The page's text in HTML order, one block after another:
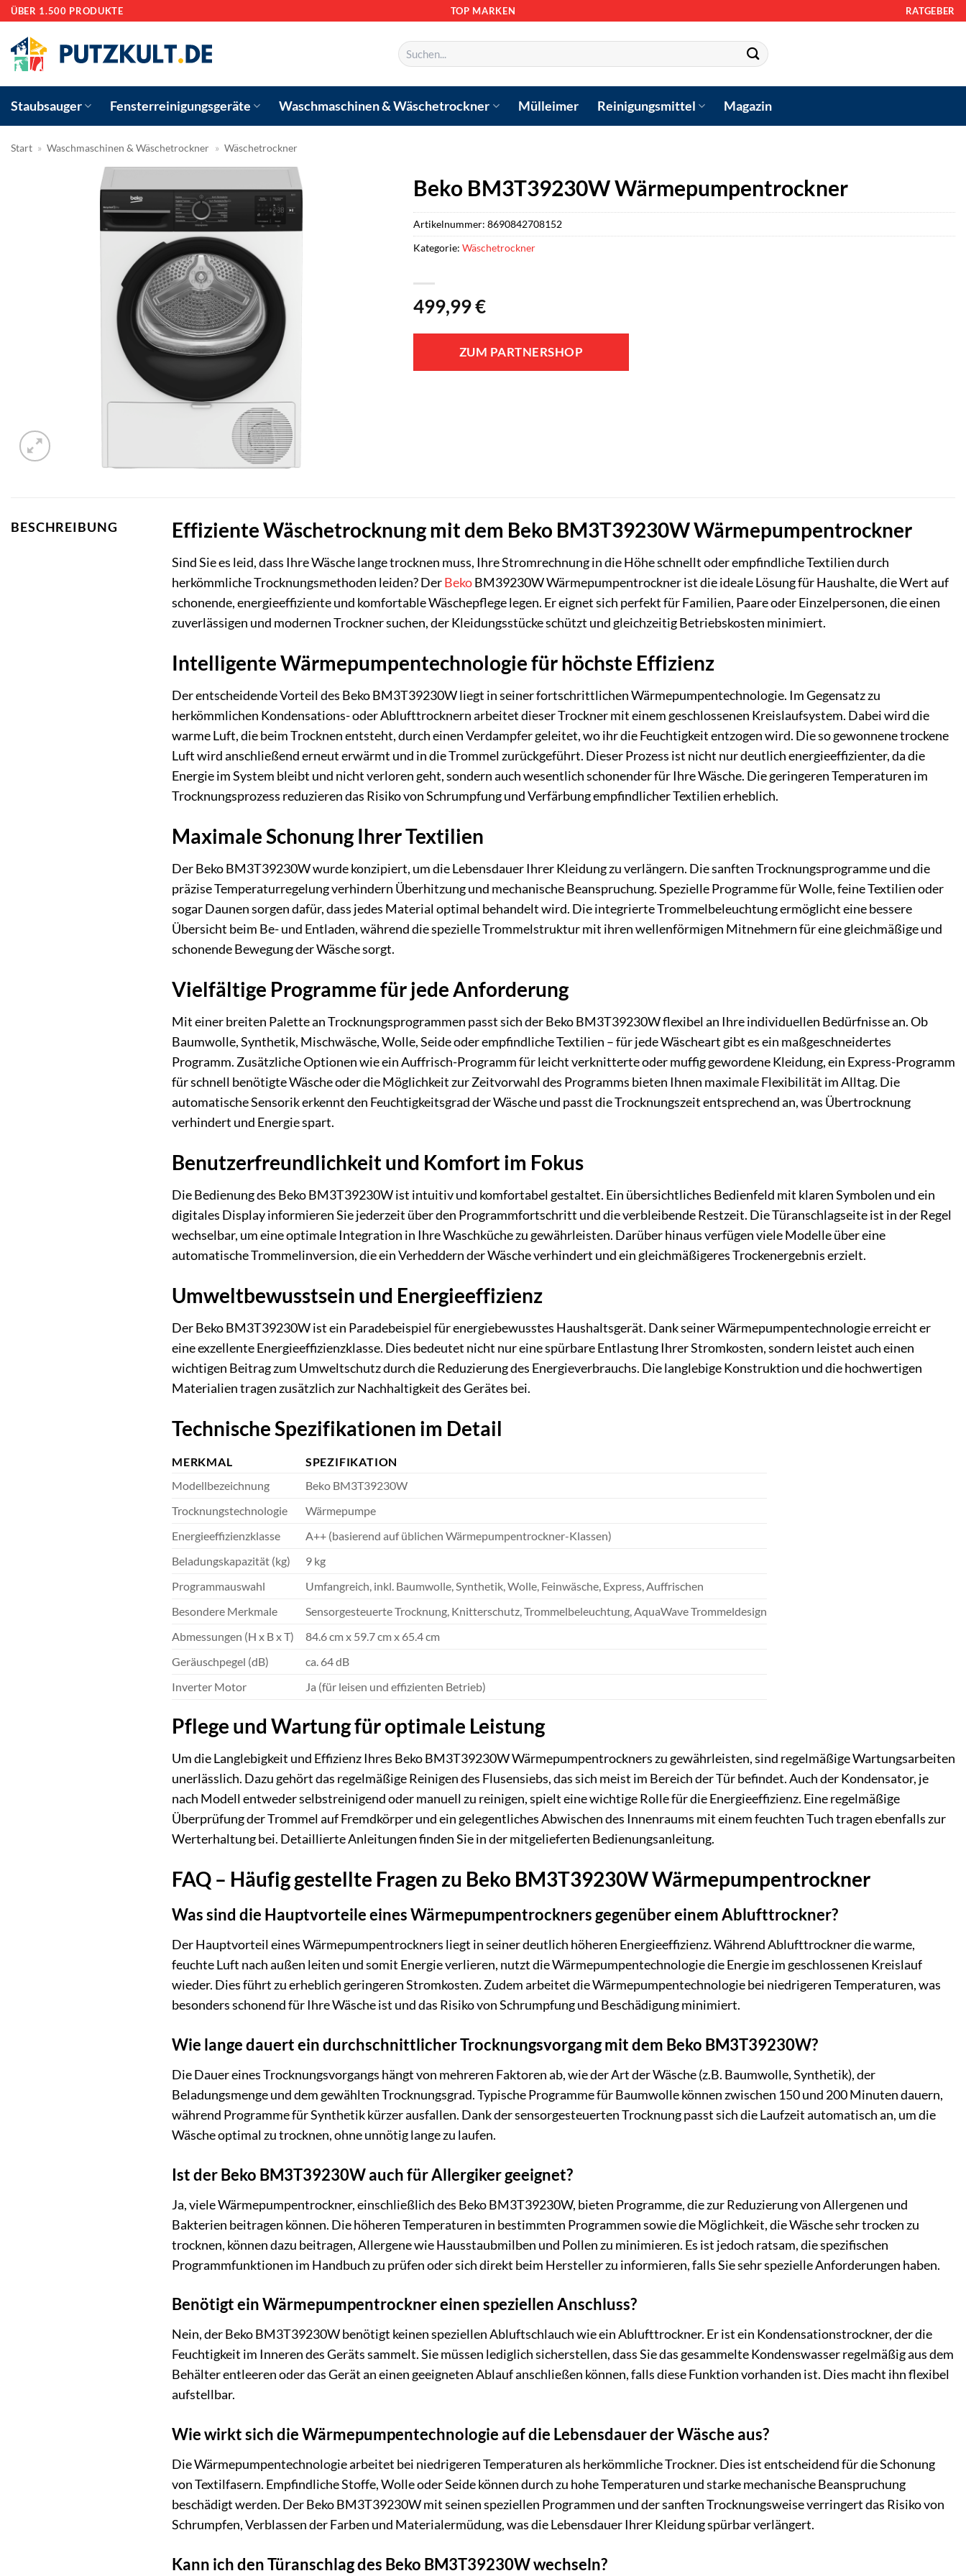
Zum
springen
ÜBER 1.500 PRODUKTE TOP MARKEN RATGEBER
Suchen
nach:
Staubsauger Fensterreinigungsgeräte Waschmaschinen & Wäschetrockner Mülleimer Reinigungsmittel Magazin
Start » Waschmaschinen & Wäschetrockner » Wäschetrockner
Beko BM3T39230W Wärmepumpentrockner
499,99€
ZUM PARTNERSHOP
Artikelnummer: 8690842708152
Kategorie: Wäschetrockner
BESCHREIBUNG Effiziente Wäschetrocknung mit dem Beko BM3T39230W Wärmepumpentrockner
Sind Sie es leid, dass Ihre Wäsche lange trocknen muss, Ihre Stromrechnung in die Höhe schnellt oder empfindliche Textilien durch
herkömmliche Trocknungsmethoden leiden? DerBekoBM39230W Wärmepumpentrockner ist die ideale Lösung für Haushalte, die Wert auf
schonende, energieeffiziente und komfortable Wäschepflege legen. Er eignet sich perfekt für Familien, Paare oder Einzelpersonen, die einen
zuverlässigen und modernen Trockner suchen, der Kleidungsstücke schützt und gleichzeitig Betriebskosten minimiert.
Intelligente Wärmepumpentechnologie für höchste Effizienz
Der entscheidende Vorteil des Beko BM3T39230W liegt in seiner fortschrittlichen Wärmepumpentechnologie. Im Gegensatz zu
herkömmlichen Kondensations- oder Ablufttrocknern arbeitet dieser Trockner mit einem geschlossenen Kreislaufsystem. Dabei wird die
warme Luft, die beim Trocknen entsteht, durch einen Verdampfer geleitet, wo ihr die Feuchtigkeit entzogen wird. Die so gewonnene trockene
Luft wird anschließend erneut erwärmt und in die Trommel zurückgeführt. Dieser Prozess ist nicht nur deutlich energieeffizienter, da die
Energie im System bleibt und nicht verloren geht, sondern auch wesentlich schonender für Ihre Wäsche. Die geringeren Temperaturen im
Trocknungsprozess reduzieren das Risiko von Schrumpfung und Verfärbung empfindlicher Textilien erheblich.
Maximale Schonung Ihrer Textilien
Der Beko BM3T39230W wurde konzipiert, um die Lebensdauer Ihrer Kleidung zu verlängern. Die sanften Trocknungsprogramme und die
präzise Temperaturregelung verhindern Überhitzung und mechanische Beanspruchung. Spezielle Programme für Wolle, feine Textilien oder
sogar Daunen sorgen dafür, dass jedes Material optimal behandelt wird. Die integrierte Trommelbeleuchtung ermöglicht eine bessere
Übersicht beim Be- und Entladen, während die spezielle Trommelstruktur mit ihren wellenförmigen Mitnehmern für eine gleichmäßige und
schonende Bewegung der Wäsche sorgt.
Vielfältige Programme für jede Anforderung
Mit einer breiten Palette an Trocknungsprogrammen passt sich der Beko BM3T39230W flexibel an Ihre individuellen Bedürfnisse an. Ob
Baumwolle, Synthetik, Mischwäsche, Wolle, Seide oder empfindliche Textilien – für jede Wäscheart gibt es ein maßgeschneidertes
Programm. Zusätzliche Optionen wie ein Auffrisch-Programm für leicht verknitterte oder muffig gewordene Kleidung, ein Express-Programm
für schnell benötigte Wäsche oder die Möglichkeit zur Zeitvorwahl des Programms bieten Ihnen maximale Flexibilität im Alltag. Die
automatische Sensorik erkennt den Feuchtigkeitsgrad der Wäsche und passt die Trocknungszeit entsprechend an, was Übertrocknung
verhindert und Energie spart.
Benutzerfreundlichkeit und Komfort im Fokus
Die Bedienung des Beko BM3T39230W ist intuitiv und komfortabel gestaltet. Ein übersichtliches Bedienfeld mit klaren Symbolen und ein
digitales Display informieren Sie jederzeit über den Programmfortschritt und die verbleibende Restzeit. Die Türanschlagseite ist in der Regel
wechselbar, um eine optimale Integration in Ihre Waschküche zu gewährleisten. Darüber hinaus verfügen viele Modelle über eine
automatische Trommelinversion, die ein Verheddern der Wäsche verhindert und ein gleichmäßigeres Trockenergebnis erzielt.
Umweltbewusstsein und Energieeffizienz
Der Beko BM3T39230W ist ein Paradebeispiel für energiebewusstes Haushaltsgerät. Dank seiner Wärmepumpentechnologie erreicht er
eine exzellente Energieeffizienzklasse. Dies bedeutet nicht nur eine spürbare Entlastung Ihrer Stromkosten, sondern leistet auch einen
wichtigen Beitrag zum Umweltschutz durch die Reduzierung des Energieverbrauchs. Die langlebige Konstruktion und die hochwertigen
Materialien tragen zusätzlich zur Nachhaltigkeit des Gerätes bei.
Technische Spezifikationen im Detail
MERKMAL
SPEZIFIKATION
Modellbezeichnung
Beko BM3T39230W
Trocknungstechnologie
Wärmepumpe
Energieeffizienzklasse
A++ (basierend auf üblichen Wärmepumpentrockner-Klassen)
Beladungskapazität (kg)
9 kg
Programmauswahl
Umfangreich, inkl. Baumwolle, Synthetik, Wolle, Feinwäsche, Express, Auffrischen
Besondere Merkmale
Sensorgesteuerte Trocknung, Knitterschutz, Trommelbeleuchtung, AquaWave Trommeldesign
Abmessungen (H x B x T)
84.6 cm x 59.7 cm x 65.4 cm
Geräuschpegel (dB)
ca. 64 dB
Inverter Motor
Ja (für leisen und effizienten Betrieb)
Pflege und Wartung für optimale Leistung
Um die Langlebigkeit und Effizienz Ihres Beko BM3T39230W Wärmepumpentrockners zu gewährleisten, sind regelmäßige Wartungsarbeiten
unerlässlich. Dazu gehört das regelmäßige Reinigen des Flusensiebs, das sich meist im Bereich der Tür befindet. Auch der Kondensator, je
nach Modell entweder selbstreinigend oder manuell zu reinigen, spielt eine wichtige Rolle für die Energieeffizienz. Eine regelmäßige
Überprüfung der Trommel auf Fremdkörper und ein gelegentliches Abwischen des Innenraums mit einem feuchten Tuch tragen ebenfalls zur
Werterhaltung bei. Detaillierte Anleitungen finden Sie in der mitgelieferten Bedienungsanleitung.
FAQ – Häufig gestellte Fragen zu Beko BM3T39230W Wärmepumpentrockner
Was sind die Hauptvorteile eines Wärmepumpentrockners gegenüber einem Ablufttrockner?
Der Hauptvorteil eines Wärmepumpentrockners liegt in seiner deutlich höheren Energieeffizienz. Während Ablufttrockner die warme,
feuchte Luft nach außen leiten und somit Energie verlieren, nutzt die Wärmepumpentechnologie die Energie im geschlossenen Kreislauf
wieder. Dies führt zu erheblich geringeren Stromkosten. Zudem arbeitet die Wärmepumpentechnologie bei niedrigeren Temperaturen, was
besonders schonend für Ihre Wäsche ist und das Risiko von Schrumpfung und Beschädigung minimiert.
Wie lange dauert ein durchschnittlicher Trocknungsvorgang mit dem Beko BM3T39230W?
Die Dauer eines Trocknungsvorgangs hängt von mehreren Faktoren ab, wie der Art der Wäsche (z.B. Baumwolle, Synthetik), der
Beladungsmenge und dem gewählten Trocknungsgrad. Typische Programme für Baumwolle können zwischen 150 und 200 Minuten dauern,
während Programme für Synthetik kürzer ausfallen. Dank der sensorgesteuerten Trocknung passt sich die Laufzeit automatisch an, um die
Wäsche optimal zu trocknen, ohne unnötig lange zu laufen.
Ist der Beko BM3T39230W auch für Allergiker geeignet?
Ja, viele Wärmepumpentrockner, einschließlich des Beko BM3T39230W, bieten Programme, die zur Reduzierung von Allergenen und
Bakterien beitragen können. Die höheren Temperaturen in bestimmten Programmen sowie die Möglichkeit, die Wäsche sehr trocken zu
trocknen, können dazu beitragen, Allergene wie Hausstaubmilben und Pollen zu minimieren. Es ist jedoch ratsam, die spezifischen
Programmfunktionen im Handbuch zu prüfen oder sich direkt beim Hersteller zu informieren, falls Sie sehr spezielle Anforderungen haben.
Benötigt ein Wärmepumpentrockner einen speziellen Anschluss?
Nein, der Beko BM3T39230W benötigt keinen speziellen Abluftschlauch wie ein Ablufttrockner. Er ist ein Kondensationstrockner, der die
Feuchtigkeit im Inneren des Geräts sammelt. Sie müssen lediglich sicherstellen, dass Sie das gesammelte Kondenswasser regelmäßig aus dem
Behälter entleeren oder das Gerät an einen geeigneten Ablauf anschließen können, falls diese Funktion vorhanden ist. Dies macht ihn flexibel
aufstellbar.
Wie wirkt sich die Wärmepumpentechnologie auf die Lebensdauer der Wäsche aus?
Die Wärmepumpentechnologie arbeitet bei niedrigeren Temperaturen als herkömmliche Trockner. Dies ist entscheidend für die Schonung
von Textilfasern. Empfindliche Stoffe, Wolle oder Seide können durch zu hohe Temperaturen und starke mechanische Beanspruchung
beschädigt werden. Der Beko BM3T39230W mit seinen speziellen Programmen und der sanften Trocknungsweise verringert das Risiko von
Schrumpfen, Verblassen der Farben und Materialermüdung, was die Lebensdauer Ihrer Kleidung spürbar verlängert.
Kann ich den Türanschlag des Beko BM3T39230W wechseln?